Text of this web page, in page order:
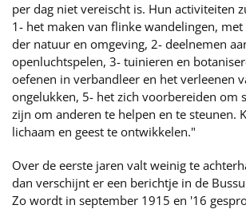
per dag niet vereischt is. Hun activiteiten
1- het maken van flinke wandelingen,
der natuur en omgeving, 2- deelnemen
openluchtspelen, 3- tuinieren en
oefenen in verbandleer en het verleenen
ongelukken, 5- het zich voorbereiden om
zijn om anderen te helpen en te steunen.
lichaam en geest te ontwikkelen."
Over de eerste jaren valt weinig te
dan verschijnt er een berichtje in de
Zo wordt in september 1915 en '16